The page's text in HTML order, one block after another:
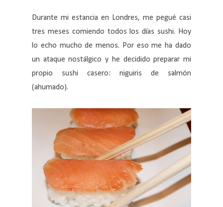
Durante mi estancia en Londres, me pegué casi
tres meses comiendo todos los días sushi. Hoy
lo echo mucho de menos. Por eso me ha dado
un ataque nostálgico y he decidido preparar mi
propio sushi casero: niguiris de salmón
(ahumado).